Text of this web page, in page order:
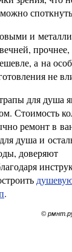
и
прочнее,
а на
не
для душа
Стоимость
ремонт в
душа и
доверяют
.
©